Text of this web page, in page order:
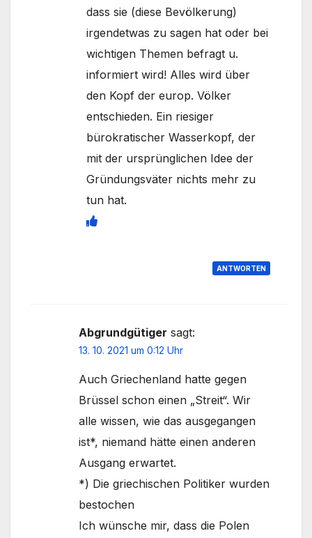
dass sie (diese Bevölkerung)
irgendetwas zu sagen hat oder bei
wichtigen Themen befragt u.
informiert wird! Alles wird über
den Kopf der europ. Völker
entschieden. Ein riesiger
bürokratischer Wasserkopf, der
mit der ursprünglichen Idee der
Gründungsväter nichts mehr zu
tun hat.
ANTWORTEN
Abgrundgütiger sagt:
13. 10. 2021 um 0:12 Uhr
Auch Griechenland hatte gegen
Brüssel schon einen „Streit“. Wir
alle wissen, wie das ausgegangen
ist*, niemand hätte einen anderen
Ausgang erwartet.
*) Die griechischen Politiker wurden
bestochen
Ich wünsche mir, dass die Polen